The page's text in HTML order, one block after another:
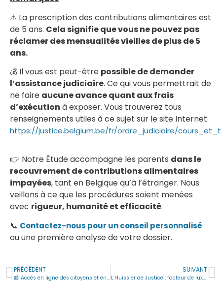
⚠ La prescription des contributions alimentaires est
de 5 ans. Cela signifie que vous ne pouvez pas
réclamer des mensualités vieilles de plus de 5
ans.
💰 Il vous est peut-être possible de demander
l’assistance judiciaire. Ce qui vous permettrait de
ne faire aucune avance quant aux frais
d’exécution à exposer. Vous trouverez tous
renseignements utiles à ce sujet sur le site Internet
https://justice.belgium.be/fr/ordre_judiciaire/
👉 Notre Étude accompagne les parents dans le
recouvrement de contributions alimentaires
impayées, tant en Belgique qu’à l’étranger. Nous
veillons à ce que les procédures soient menées
avec rigueur, humanité et efficacité.
📞 Contactez-nous pour un conseil personnalisé
ou une première analyse de votre dossier.
PRÉCÉDENT
📰 Accès en ligne des citoyens et entreprises à leurs actes et avis d’huissier
SUIVANT
L’Huissier de Justice : facteur de luxe, vraiment ?